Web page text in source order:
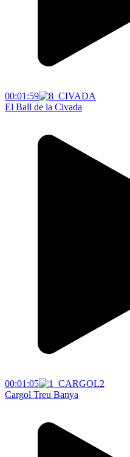
00:01:59
El Ball de la Civada
00:01:05
Cargol Treu Banya